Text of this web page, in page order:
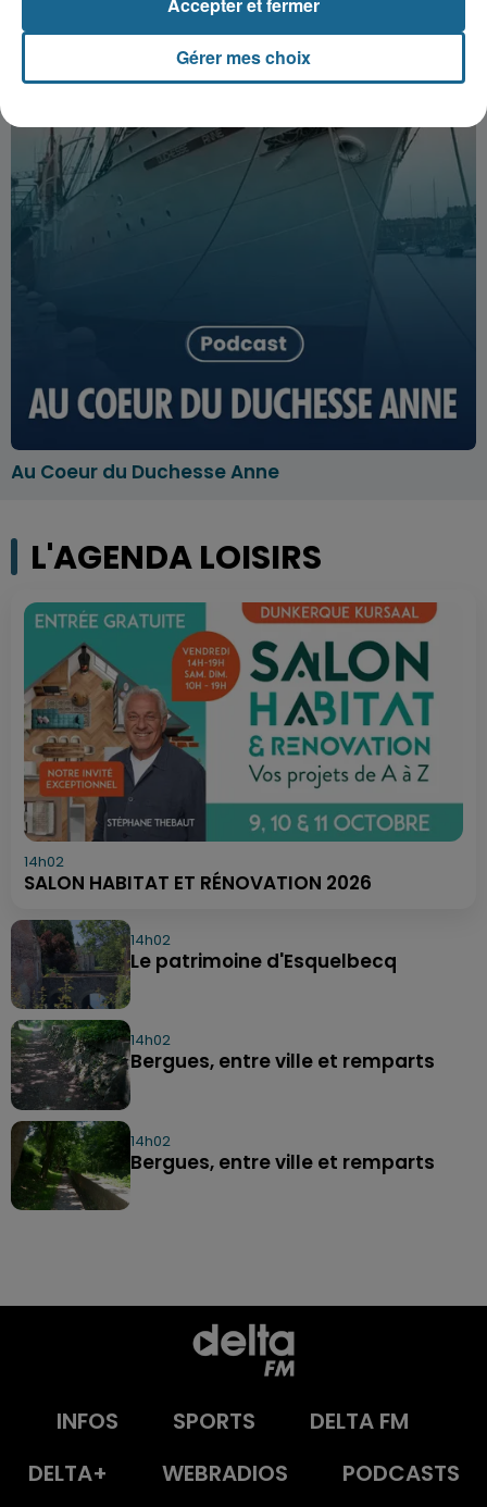
Au Coeur du Duchesse Anne
L'AGENDA LOISIRS
14h02
SALON HABITAT ET RÉNOVATION 2026
14h02
Le patrimoine d'Esquelbecq
14h02
Bergues, entre ville et remparts
14h02
Bergues, entre ville et remparts
INFOS SPORTS
DELTA FM
DELTA+
WEBRADIOS PODCASTS
Gérer mes choix